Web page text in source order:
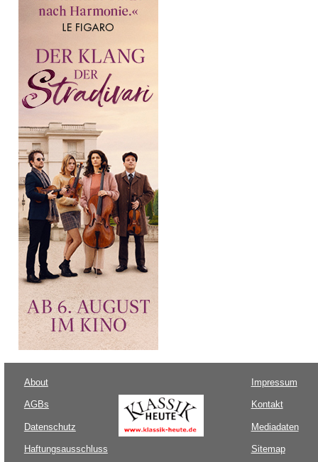
About
AGBs
Datenschutz
Haftungsausschluss
Impressum
Kontakt
Mediadaten
Sitemap